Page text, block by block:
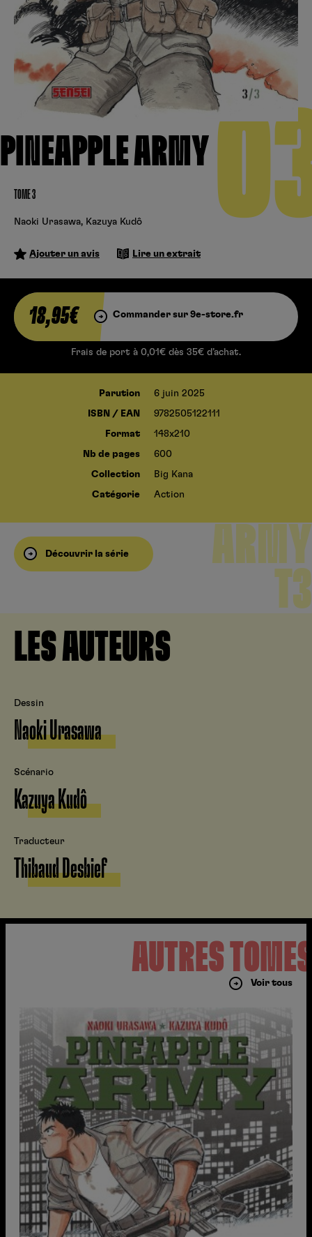
PINEAPPLE ARMY
TOME 3
Naoki Urasawa, Kazuya Kudô
Ajouter un avis Lire un extrait
18,95€ Commander sur 9e-store.fr
Frais de port à 0,01€ dès 35€ d’achat.
Parution 6 juin 2025
ISBN / EAN 9782505122111
Format 148x210
Nb de pages 600
Collection Big Kana
Catégorie Action
Découvrir la série
ARMY
T3
LES AUTEURS
Dessin
Naoki Urasawa
Scénario
Kazuya Kudô
Traducteur
Thibaud Desbief
AUTRES
Voir tous
Se connecter S’inscrire
Hunter x Hunter
Fire Force
Black Butler